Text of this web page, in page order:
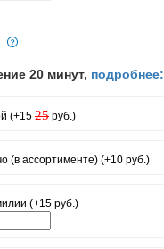
20 минут, подробнее:
(+15 25 руб.)
(в ассортименте) (+10 руб.)
(+15 руб.)